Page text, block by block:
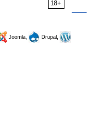
18+
Joomla,
Drupal,